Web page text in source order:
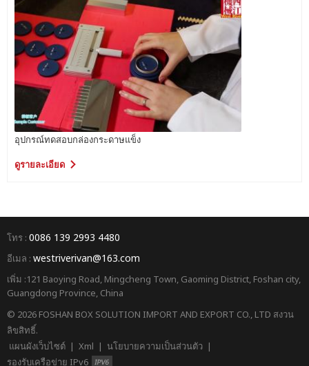
อุปกรณ์ทดสอบกล่องกระดาษแข็ง
ดูรายละเอียด
โทร : 0086 139 2993 4480
อีเมล : westriverivan@163.com
เพิ่ม :121 Baoying Road, Mingcheng Town, Gaoming District, Foshan city,
Guangdong Province, China
© 2026 FOSHAN BOX SOLUTION IMPORT AND EXPORT CO., LTD สงวน
ลิขสิทธิ์.
แผนผังเว็บไซต์ | Xml | นโยบายความเป็นส่วนตัว |
รองรับเครือข่าย IPv6